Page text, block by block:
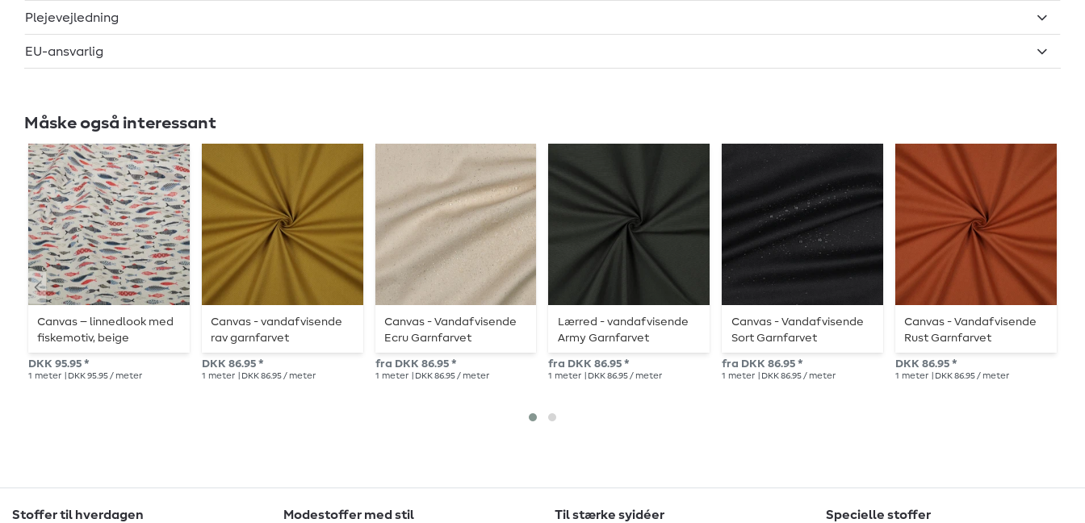
Plejevejledning
EU-ansvarlig
Måske også interessant
Canvas – linnedlook med
fiskemotiv, beige
DKK 95.95 *
1 meter | DKK 95.95 / meter
Canvas - vandafvisende
rav garnfarvet
DKK 86.95 *
1 meter | DKK 86.95 / meter
Canvas - Vandafvisende
Ecru Garnfarvet
fra DKK 86.95 *
1 meter | DKK 86.95 / meter
Lærred - vandafvisende
Army Garnfarvet
fra DKK 86.95 *
1 meter | DKK 86.95 / meter
Canvas - Vandafvisende
Sort Garnfarvet
fra DKK 86.95 *
1 meter | DKK 86.95 / meter
Canvas - Vandafvisende
Rust Garnfarvet
DKK 86.95 *
1 meter | DKK 86.95 / meter
Stoffer til hverdagen Modestoffer med stil Til stærke syidéer Specielle stoffer